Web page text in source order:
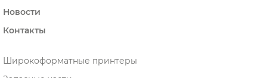
Новости
Контакты
Широкоформатные принтеры